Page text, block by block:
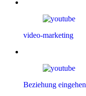
video-marketing
Beziehung eingehen